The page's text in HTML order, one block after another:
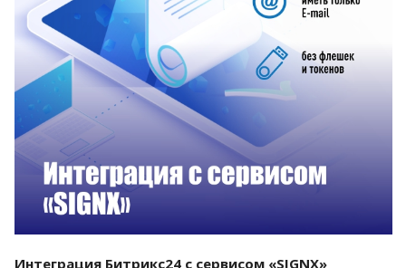
Смотреть проект
Интеграция Битрикс24 с сервисом «SIGNX»